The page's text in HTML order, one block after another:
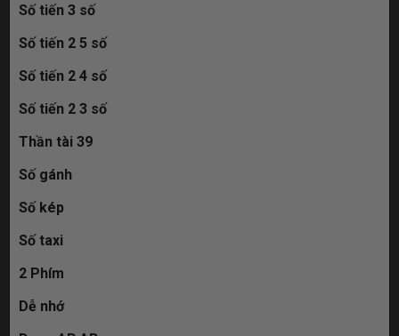
Số tiến 3 số
Số tiến 2 5 số
Số tiến 2 4 số
Số tiến 2 3 số
Thần tài 39
Số gánh
Số kép
Số taxi
2 Phím
Dễ nhớ